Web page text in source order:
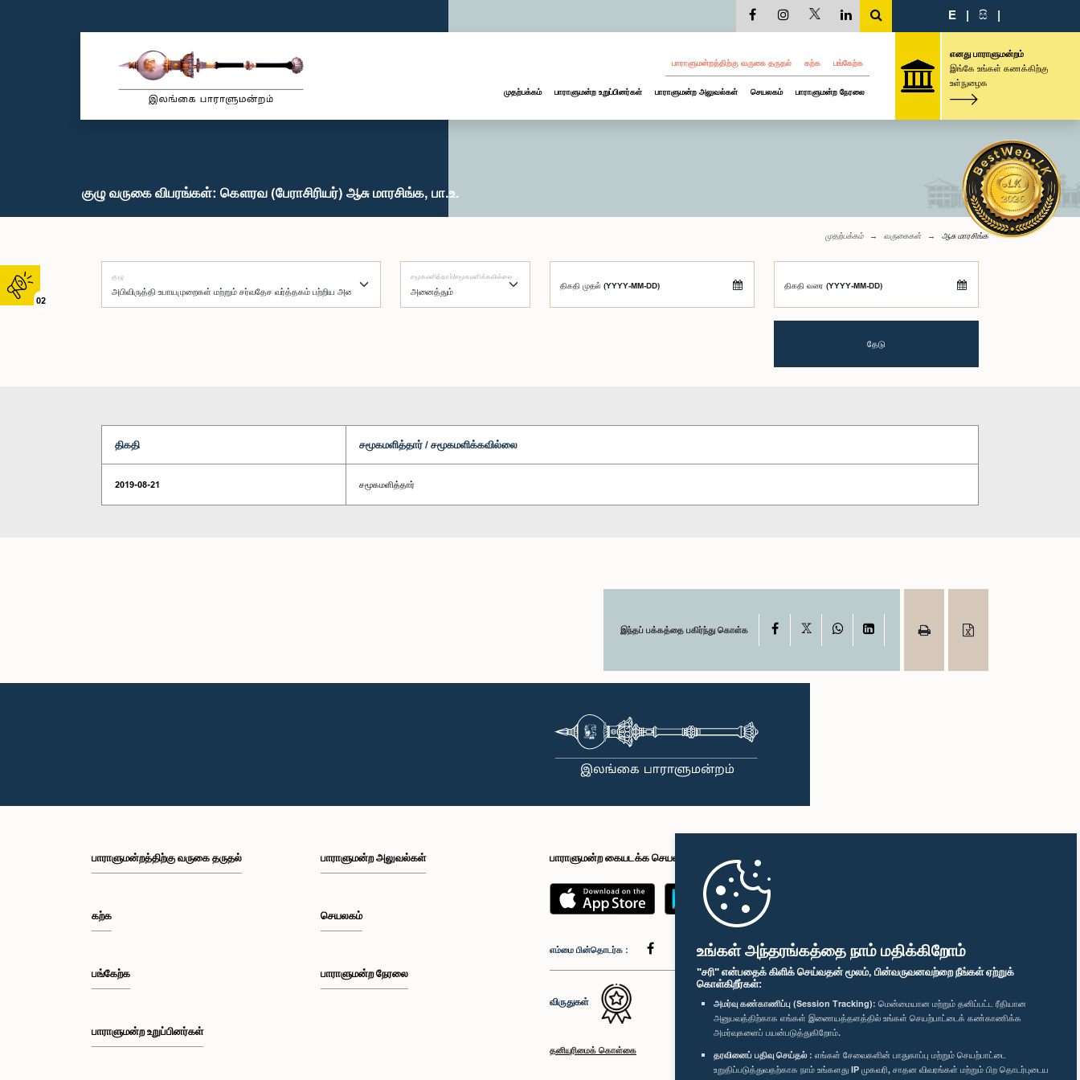
உங்கள் அந்தரங்கத்தை நாம் மதிக்கிறோம்
"சரி" என்பதைக் கிளிக் செய்வதன் மூலம், பின்வருவனவற்றை நீங்கள் ஏற்றுக்
கொள்கிறீர்கள்:
அமர்வு கண்காணிப்பு (Session Tracking): மென்மையான மற்றும் தனிப்பட்ட ரீதியான
அனுபவத்திற்காக எங்கள் இணையத்தளத்தில் உங்கள் செயற்பாட்டைக் கண்காணிக்க
அமர்வுகளைப் பயன்படுத்துகிறோம்.
தரவினைப் பதிவு செய்தல் : எங்கள் சேவைகளின் பாதுகாப்பு மற்றும் செயற்பாட்டை
உறுதிப்படுத்துவதற்காக நாம் உங்களது IP முகவரி, சாதன விவரங்கள் மற்றும் பிற தொடர்புடைய
02
E | සි |
பாராளுமன்றத்திற்கு வருகை தருதல் கற்க பங்கேற்க
முதற்பக்கம் பாராளுமன்ற உறுப்பினர்கள் பாராளுமன்ற அலுவல்கள் செயலகம் பாராளுமன்ற நேரலை
எனது பாராளுமன்றம்
இங்கே உங்கள் கணக்கிற்கு
உள்நுழைக
குழு வருகை விபரங்கள்: கௌரவ (பேராசிரியர்) ஆசு மாரசிங்க, பா.உ.
முதற்பக்கம் வருகைகள் ஆசு மாரசிங்க
குழு சமூகமளித்தார்/சமூகமளிக்கவில்லை
திகதி முதல் (YYYY-MM-DD) திகதி வரை (YYYY-MM-DD)
தேடு
திகதி சமூகமளித்தார் / சமூகமளிக்கவில்லை
2019-08-21 சமூகமளித்தார்
இந்தப் பக்கத்தை பகிர்ந்து கொள்க Facebook WhatsAppLinkedIn
பாராளுமன்றத்திற்கு வருகை தருதல்
கற்க
பங்கேற்க
பாராளுமன்ற உறுப்பினர்கள்
பாராளுமன்ற அலுவல்கள்
செயலகம்
பாராளுமன்ற நேரலை
பாராளுமன்ற கையடக்க செயலி
எம்மை பின்தொடர்க :
விருதுகள்
தனியுரிமைக் கொள்கை